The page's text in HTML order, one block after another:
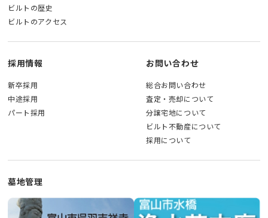
ビルトの歴史
ビルトのアクセス
採用情報
新卒採用
中途採用
パート採用
お問い合わせ
総合お問い合わせ
査定・売却について
分譲宅地について
ビルト不動産について
採用について
墓地管理